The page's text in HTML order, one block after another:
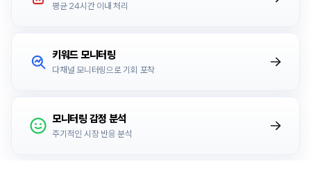
평균 24시간 이내 처리
키워드 모니터링
다채널 모니터링으로 기회 포착
모니터링 감정 분석
주기적인 시장 반응 분석